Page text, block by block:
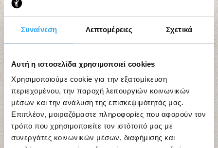
Συναίνεση Λεπτομέρειες Σχετικά
Αυτή η ιστοσελίδα χρησιμοποιεί cookies
Χρησιμοποιούμε cookie για την εξατομίκευση
περιεχομένου, την παροχή λειτουργιών κοινωνικών
μέσων και την ανάλυση της επισκεψιμότητάς μας.
Επιπλέον, μοιραζόμαστε πληροφορίες που αφορούν τον
τρόπο που χρησιμοποιείτε τον ιστότοπό μας με
συνεργάτες κοινωνικών μέσων, διαφήμισης και